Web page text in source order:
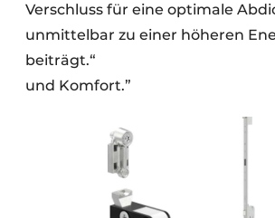
Verschluss für eine optimale
unmittelbar zu einer höheren
beiträgt.“
und Komfort.”